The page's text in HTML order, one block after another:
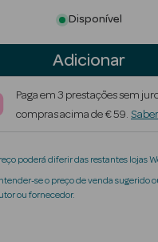
Disponível
Adicionar
Paga em 3 prestações sem
compras acima de € 59.
poderá diferir das restantes lojas
se o preço de venda sugerido
ou fornecedor.